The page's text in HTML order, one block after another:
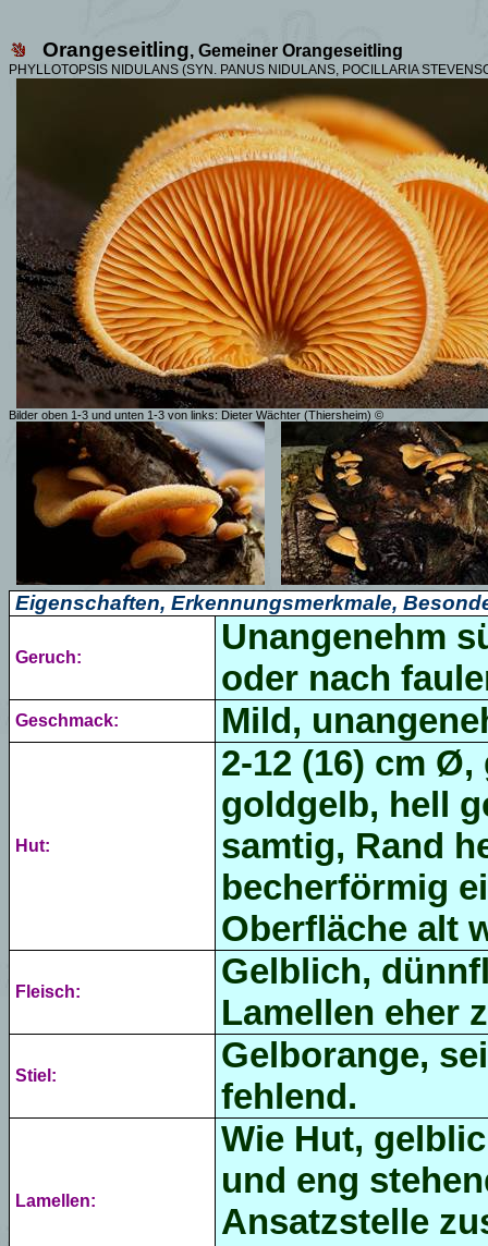
Orangeseitling, Gemeiner Orangeseitling
PHYLLOTOPSIS NIDULANS (SYN. PANUS NIDULANS, POCILLARIA
Bilder oben 1-3 und unten 1-3 von links: Dieter Wächter (Thiersheim) ©
Eigenschaften, Erkennungsmerkmale,
Geruch:
Unangenehm
oder nach
Geschmack: Mild,
Hut:
2-12 (16) cm
goldgelb, hell
samtig, Rand
becherförmig
Oberfläche alt
Fleisch:
Gelblich,
Lamellen eher
Stiel:
Gelborange,
fehlend.
Lamellen:
Wie Hut,
und eng
Ansatzstelle